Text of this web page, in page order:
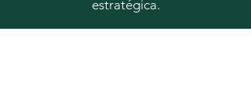
estratégica.